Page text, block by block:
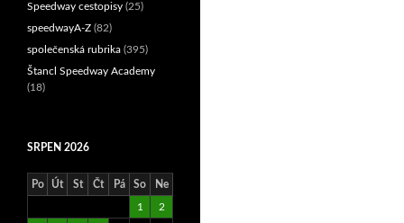
Speedway cestopisy (25)
speedwayA-Z (82)
společenská rubrika (395)
Štancl Speedway Academy
(18)
SRPEN 2026
Po Út St Čt Pá So Ne
1 2